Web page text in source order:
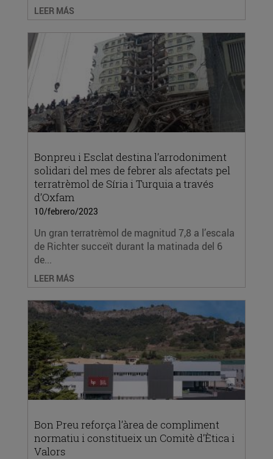
LEER MÁS
Bonpreu i Esclat destina l’arrodoniment
solidari del mes de febrer als afectats pel
terratrèmol de Síria i Turquia a través
d’Oxfam
10/febrero/2023
Un gran terratrèmol de magnitud 7,8 a l’escala
de Richter succeït durant la matinada del 6
de...
LEER MÁS
Bon Preu reforça l’àrea de compliment
normatiu i constitueix un Comitè d’Ètica i
Valors